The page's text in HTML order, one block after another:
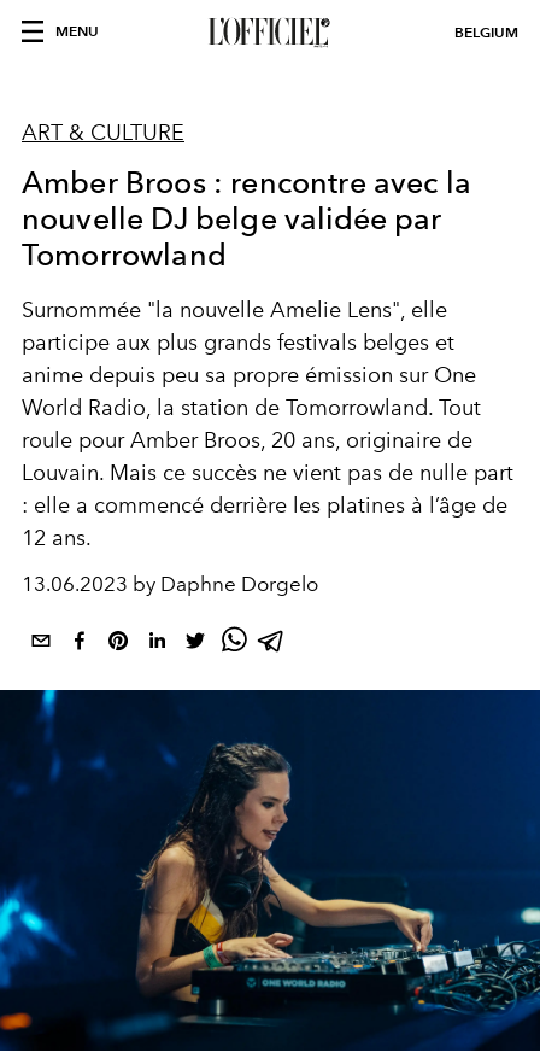
MENU BELGIUM
ART & CULTURE
Amber Broos : rencontre avec la
nouvelle DJ belge validée par
Tomorrowland
Surnommée " la nouvelle Amelie Lens", elle
participe aux plus grands festivals belges et
anime depuis peu sa propre émission sur One
World Radio, la station de Tomorrowland. Tout
roule pourAmber Broos, 20 ans, originaire de
Louvain. Mais ce succès ne vient pas de nulle part
: elle a commencé derrière les platines à l’âge de
12 ans.
13.06.2023 by Daphne Dorgelo